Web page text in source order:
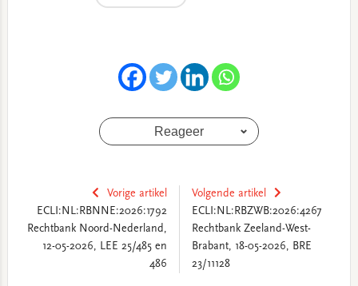
Reageer
Vorige artikel
ECLI:NL:RBNNE:2026:1792
Rechtbank Noord-Nederland,
12-05-2026, LEE 25/485 en
486
Volgende artikel
ECLI:NL:RBZWB:2026:4267
Rechtbank Zeeland-West-
Brabant, 18-05-2026, BRE
23/11128